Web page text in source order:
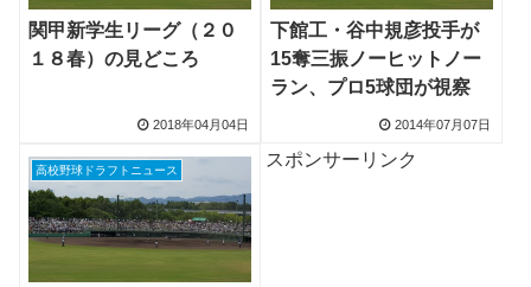
関甲新学生リーグ（２０
１８春）の見どころ
2018年04月04日
下館工・谷中規彦投手が
15奪三振ノーヒットノー
ラン、プロ5球団が視察
2014年07月07日
高校野球ドラフトニュース
スポンサーリンク